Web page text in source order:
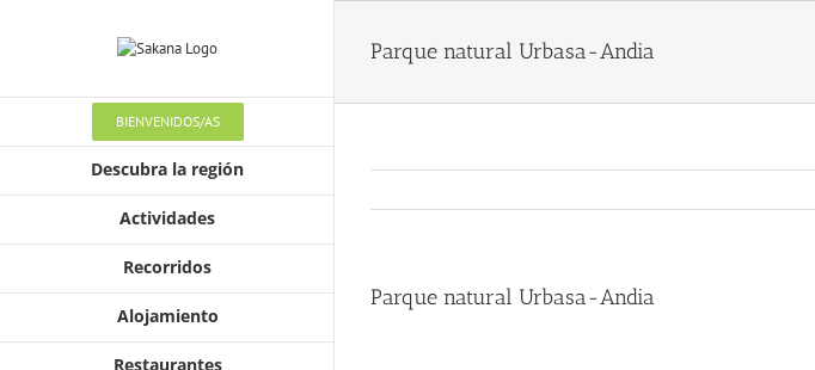
BIENVENIDOS/AS
Descubra la región
Actividades
Recorridos
Alojamiento
Restaurantes
Parque natural Urbasa-Andia
Parque natural Urbasa-Andia